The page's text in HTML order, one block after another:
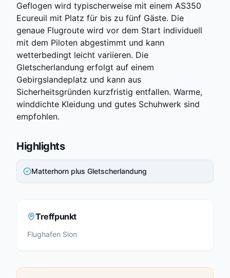
Geflogen wird typischerweise mit einem AS350
Ecureuil mit Platz für bis zu fünf Gäste. Die
genaue Flugroute wird vor dem Start individuell
mit dem Piloten abgestimmt und kann
wetterbedingt leicht variieren. Die
Gletscherlandung erfolgt auf einem
Gebirgslandeplatz und kann aus
Sicherheitsgründen kurzfristig entfallen. Warme,
winddichte Kleidung und gutes Schuhwerk sind
empfohlen.
Highlights
Matterhorn plus Gletscherlandung
Treffpunkt
Flughafen Sion